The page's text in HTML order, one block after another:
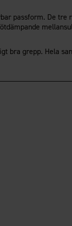
passform. De tre
bra grepp. Hela